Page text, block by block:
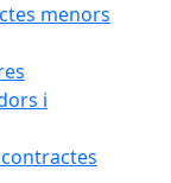
menors
i